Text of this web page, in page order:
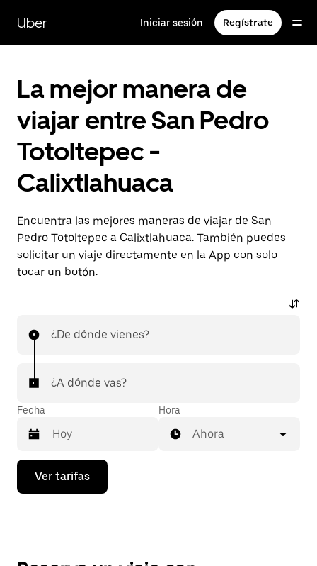
contenido
principal
Uber Iniciar sesión Regístrate
La mejor manera de
viajar entre San Pedro
Totoltepec -
Calixtlahuaca
Encuentra las mejores maneras de viajar de San
Pedro Totoltepec a Calixtlahuaca. También puedes
solicitar un viaje directamente en la App con solo
tocar un botón.
¿De dónde vienes?
¿A dónde vas?
Fecha
Presiona
flecha
Hora
Ahora
Ver tarifas